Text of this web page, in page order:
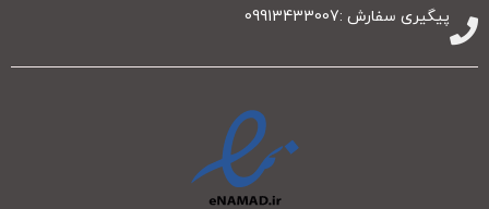
پیگیری سفارش :09913433007